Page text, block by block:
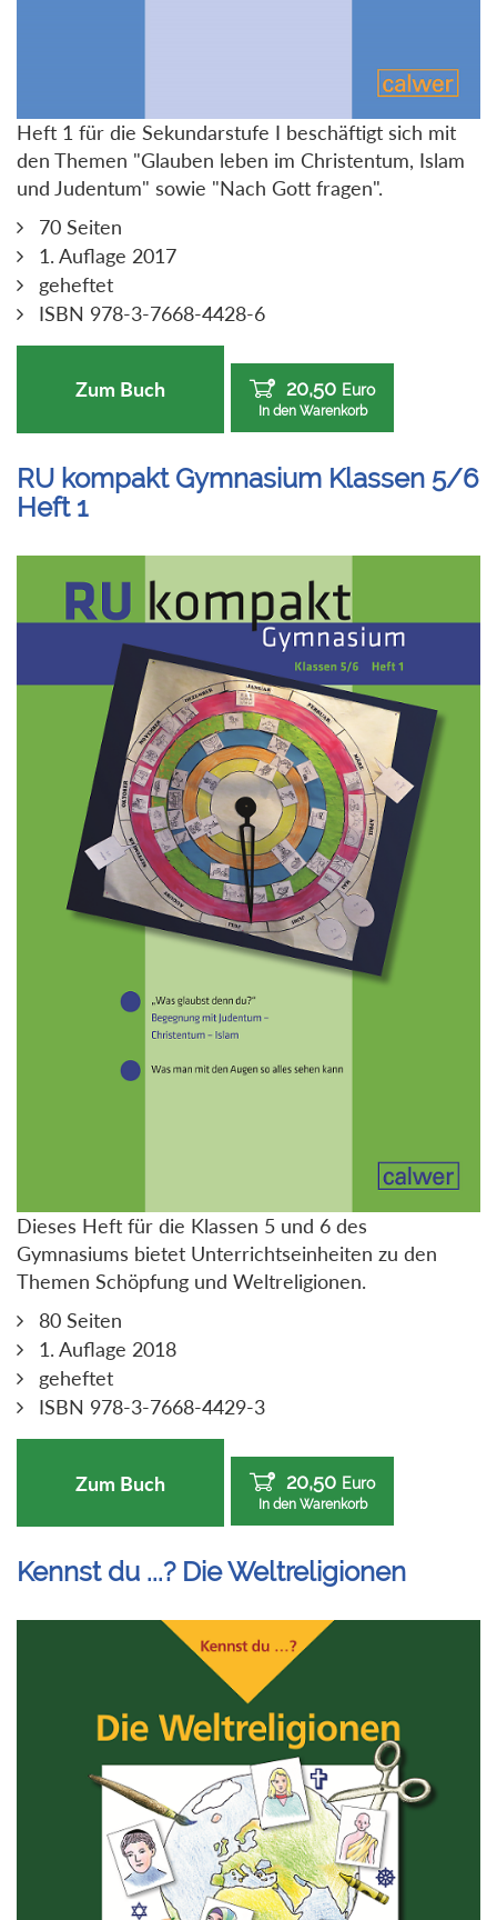
Heft 1 für die Sekundarstufe I beschäftigt sich mit
den Themen "Glauben leben im Christentum, Islam
und Judentum" sowie "Nach Gott fragen".
70 Seiten
1. Auflage 2017
geheftet
ISBN 978-3-7668-4428-6
Zum Buch 20,50 Euro
In den Warenkorb
RU kompakt Gymnasium Klassen 5/6
Heft 1
Dieses Heft für die Klassen 5 und 6 des
Gymnasiums bietet Unterrichtseinheiten zu den
Themen Schöpfung und Weltreligionen.
80 Seiten
1. Auflage 2018
geheftet
ISBN 978-3-7668-4429-3
Zum Buch 20,50 Euro
In den Warenkorb
Kennst du ...? Die Weltreligionen